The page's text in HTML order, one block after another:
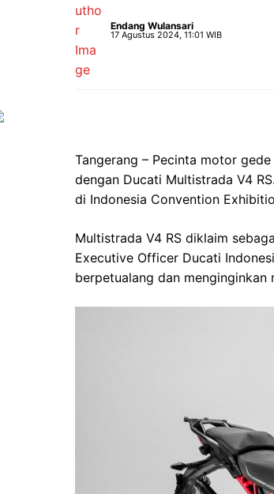
Endang Wulansari
17 Agustus 2024, 11:01 WIB
Tangerang – Pecinta motor
dengan Ducati Multistrada V4
di Indonesia Convention
Multistrada V4 RS diklaim
Executive Officer Ducati
berpetualang dan menginginkan